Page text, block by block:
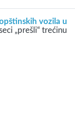
vozila u
„prešli“ trećinu